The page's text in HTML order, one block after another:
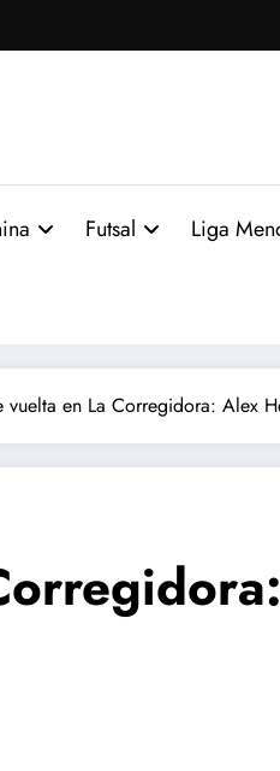
Futsal Liga
vuelta en La Corregidora: Alex